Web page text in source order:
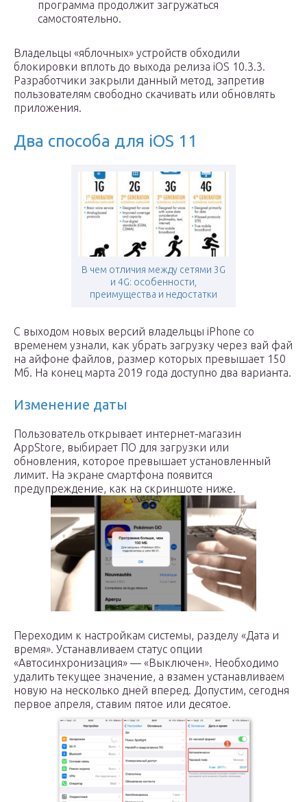
программа продолжит загружаться
самостоятельно.
Владельцы «яблочных» устройств обходили
блокировки вплоть до выхода релиза iOS 10.3.3.
Разработчики закрыли данный метод, запретив
пользователям свободно скачивать или обновлять
приложения.
Два способа для iOS 11
В чем отличия между сетями 3G
и 4G: особенности,
преимущества и недостатки
С выходом новых версий владельцы iPhone со
временем узнали, как убрать загрузку через вай фай
на айфоне файлов, размер которых превышает 150
Мб. На конец марта 2019 года доступно два варианта.
Изменение даты
Пользователь открывает интернет-магазин
AppStore, выбирает ПО для загрузки или
обновления, которое превышает установленный
лимит. На экране смартфона появится
предупреждение, как на скриншоте ниже.
Переходим к настройкам системы, разделу «Дата и
время». Устанавливаем статус опции
«Автосинхронизация» — «Выключен». Необходимо
удалить текущее значение, а взамен устанавливаем
новую на несколько дней вперед. Допустим, сегодня
первое апреля, ставим пятое или десятое.